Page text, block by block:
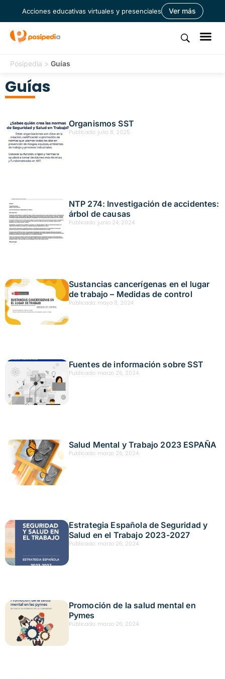
Acciones educativas virtuales y presenciales Ver más
Posipedia > Guías
Guías
Organismos SST
Publicado: julio 8, 2025
NTP 274: Investigación de accidentes:
árbol de causas
Publicado: junio 24, 2024
Sustancias cancerígenas en el lugar
de trabajo – Medidas de control
Publicado: mayo 8, 2024
Fuentes de información sobre SST
Publicado: marzo 26, 2024
Salud Mental y Trabajo 2023 ESPAÑA
Publicado: marzo 26, 2024
Estrategia Española de Seguridad y
Salud en el Trabajo 2023-2027
Publicado: marzo 26, 2024
Promoción de la salud mental en
Pymes
Publicado: marzo 26, 2024